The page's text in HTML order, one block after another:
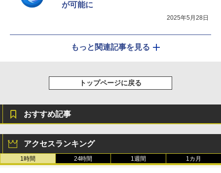
が可能に
2025年5月28日
もっと関連記事を見る
トップページに戻る
おすすめ記事
アクセスランキング
1時間 24時間 1週間 1カ月